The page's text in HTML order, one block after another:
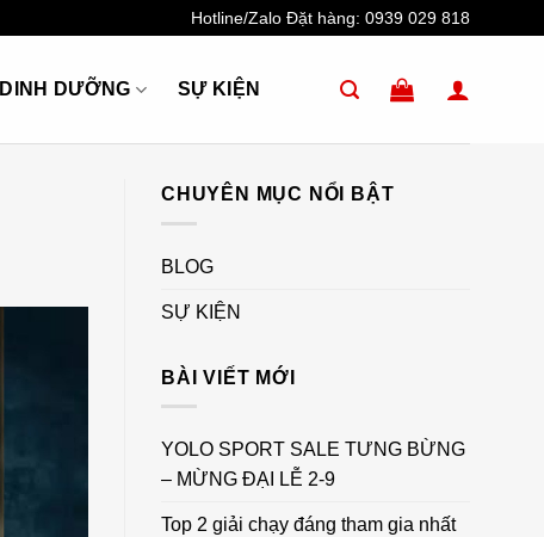
Hotline/Zalo Đặt hàng: 0939 029 818
DINH DƯỠNG SỰ KIỆN
CHUYÊN MỤC NỔI BẬT
BLOG
SỰ KIỆN
BÀI VIẾT MỚI
YOLO SPORT SALE TƯNG BỪNG
– MỪNG ĐẠI LỄ 2-9
Top 2 giải chạy đáng tham gia nhất